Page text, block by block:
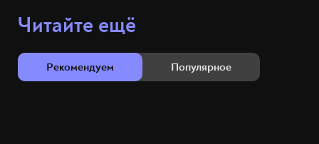
Читайте ещё
Рекомендуем Популярное